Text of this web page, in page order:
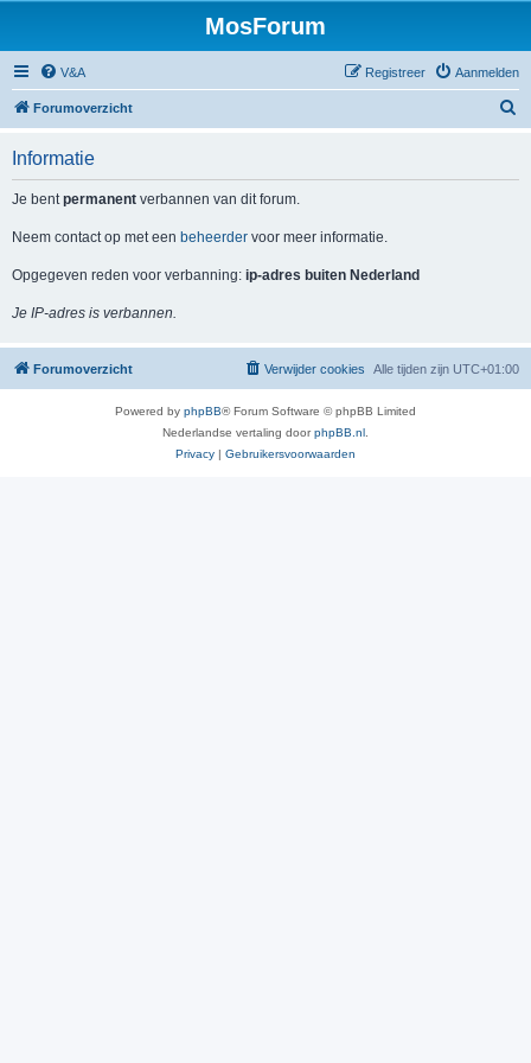
MosForum
V&A Aanmelden
Registreer
Forumoverzicht
Informatie
Je bentpermanent verbannen van dit forum.
Neem contact op met een beheerder voor meer informatie.
Opgegeven reden voor verbanning: ip-adres buiten Nederland
Je IP-adres is verbannen.
Forumoverzicht Alle tijden zijn UTC+01:00
Verwijder cookies
Powered by phpBB® Forum Software © phpBB Limited
Nederlandse vertaling doorphpBB.nl
Privacy | Gebruikersvoorwaarden